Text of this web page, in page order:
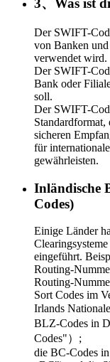
3、Was ist
Der SWIFT-
von Banken
verwendet wird.
Der SWIFT-
Bank oder
soll.
Der SWIFT-
sicheren
für
gewährleisten.
Inländische
Codes)
Einige Länder
eingeführt.
Routing-
Routing-
Sort Codes im
Irlands
BLZ-Codes in
Codes"）;
die BC-Codes